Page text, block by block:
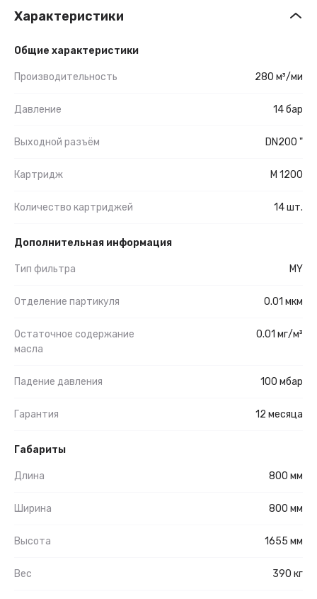
Характеристики
Общие характеристики
Производительность 280 м³/ми
Давление 14 бар
Выходной разъём DN200 "
Картридж M 1200
Количество картриджей 14 шт.
Дополнительная информация
Тип фильтра MY
Отделение партикуля 0.01 мкм
Остаточное содержание
масла
0.01 мг/м³
Падение давления 100 мбар
Гарантия 12 месяца
Габариты
Длина 800 мм
Ширина 800 мм
Высота 1655 мм
Вес 390 кг